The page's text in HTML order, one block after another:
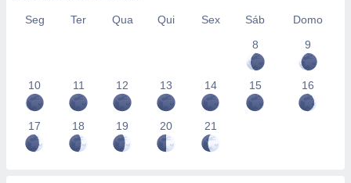
Seg Ter Qua Qui Sex Sáb
Domo
8
9
10 11 12 13 14 15 16
17 18 19 20 21